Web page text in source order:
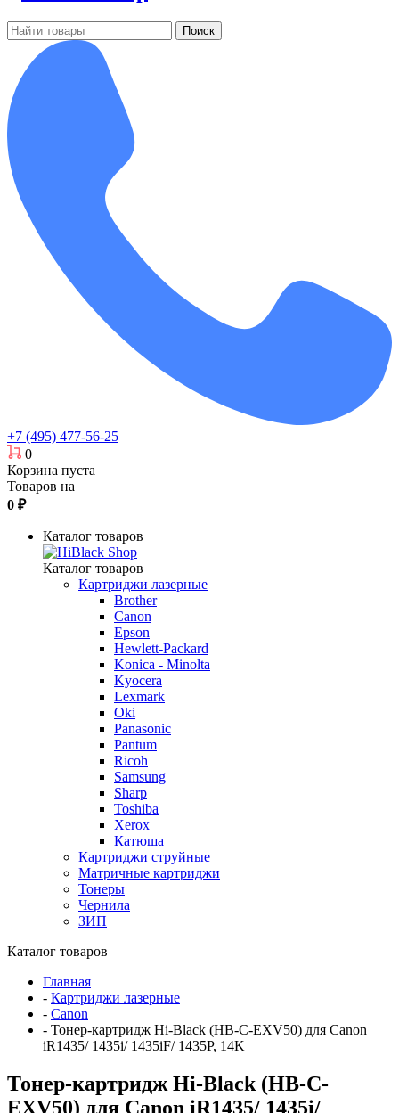
Поиск
+7 (495) 477-56-25
0
Корзина пуста
Товаров на
0 ₽
Каталог товаров
Каталог товаров
Картриджи лазерные
Brother
Canon
Epson
Hewlett-Packard
Konica - Minolta
Kyocera
Lexmark
Oki
Panasonic
Pantum
Ricoh
Samsung
Sharp
Toshiba
Xerox
Катюша
Картриджи струйные
Матричные картриджи
Тонеры
Чернила
ЗИП
Каталог товаров
Главная
- Картриджи лазерные
- Canon
- Тонер-картридж Hi-Black (HB-C-EXV50) для Canon
iR1435/ 1435i/ 1435iF/ 1435P, 14K
Тонер-картридж Hi-Black (HB-C-
EXV50) для Canon iR1435/ 1435i/